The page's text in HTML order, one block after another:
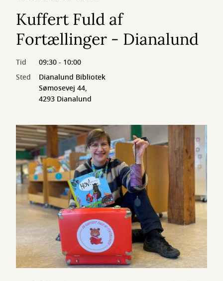
Kuffert Fuld af
Fortællinger - Dianalund
Tid
09:30 - 10:00
Sted
Dianalund Bibliotek
Sømosevej 44,
4293 Dianalund